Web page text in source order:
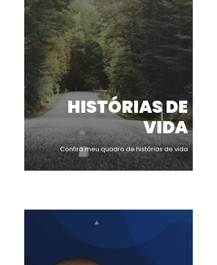
HISTÓRIAS DE
VIDA
Confira meu quadro de histórias de vida